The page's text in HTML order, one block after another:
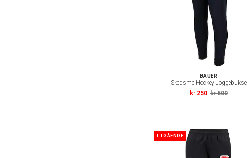
BAUER
Skedsmo Hockey Joggebukse
kr 250 kr 500
UTGÅENDE